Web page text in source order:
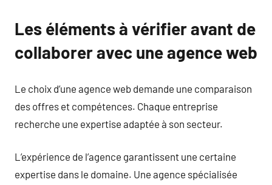
Les éléments à vérifier avant de
collaborer avec une agence web
Le choix d’une agence web demande une comparaison
des offres et compétences. Chaque entreprise
recherche une expertise adaptée à son secteur.
L’expérience de l’agence garantissent une certaine
expertise dans le domaine. Une agence spécialisée